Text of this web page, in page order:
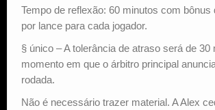
Tempo de reflexão: 60 minutos com bônus
por lance para cada jogador.
§ único – A tolerância de atraso será de 30
momento em que o árbitro principal
rodada.
Não é necessário trazer material. A Alex